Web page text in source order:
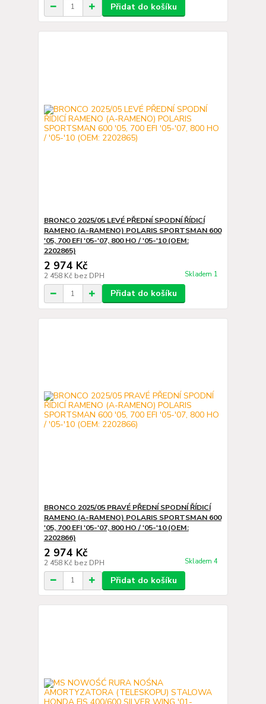
Přidat do košíku
BRONCO 2025/05 LEVÉ PŘEDNÍ SPODNÍ ŘÍDICÍ
RAMENO (A-RAMENO) POLARIS SPORTSMAN 600
'05, 700 EFI '05-'07, 800 HO / '05-'10 (OEM:
2202865)
2 974 Kč
2 458 Kč bez DPH Skladem 1
Přidat do košíku
BRONCO 2025/05 PRAVÉ PŘEDNÍ SPODNÍ ŘÍDICÍ
RAMENO (A-RAMENO) POLARIS SPORTSMAN 600
'05, 700 EFI '05-'07, 800 HO / '05-'10 (OEM:
2202866)
2 974 Kč
2 458 Kč bez DPH Skladem 4
Přidat do košíku